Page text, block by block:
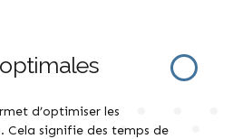
d’optimiser les
Cela signifie des temps de